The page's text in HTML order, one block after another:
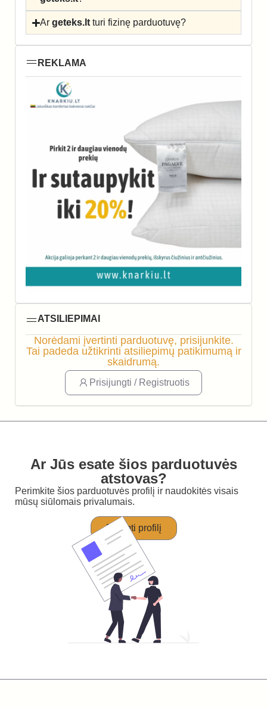
Argeteks.lt turi fizinę parduotuvę?
REKLAMA
ATSILIEPIMAI
Norėdami įvertinti parduotuvę, prisijunkite.
Tai padeda užtikrinti atsiliepimų patikimumą ir
skaidrumą.
Prisijungti / Registruotis
Ar Jūs esate šios parduotuvės
atstovas?
Perimkite šios parduotuvės profilį ir naudokitės visais
mūsų siūlomais privalumais.
Perimti profilį